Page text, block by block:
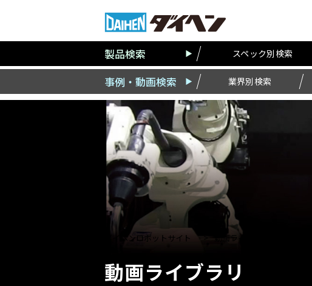
製品検索 スペック別検索
事例・動画検索 業界別検索
ダイヘンロボットサイト 動画ライブラリ
動画ライブラリ